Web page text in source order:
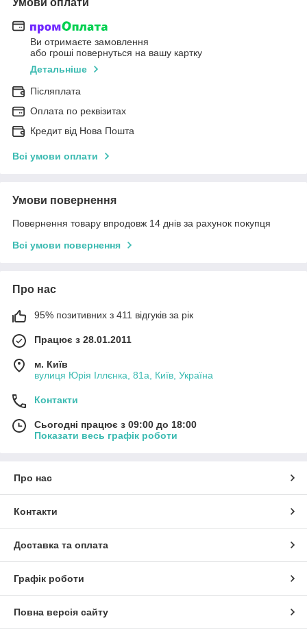
Ви отримаєте замовлення
або гроші повернуться на вашу картку
Детальніше
Післяплата
Оплата по реквізитах
Кредит від Нова Пошта
Всі умови оплати
Умови повернення
Повернення товару впродовж 14 днів за рахунок покупця
Всі умови повернення
Про нас
95% позитивних з 411 відгуків за рік
Працює з 28.01.2011
м. Київ
вулиця Юрія Іллєнка, 81а, Київ, Україна
Контакти
Сьогодні працює з 09:00 до 18:00
Показати весь графік роботи
Про нас
Контакти
Доставка та оплата
Графік роботи
Повна версія сайту